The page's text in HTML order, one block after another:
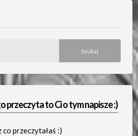
przeczyta to Ci o tym napisze :)
co przeczytałaś :)